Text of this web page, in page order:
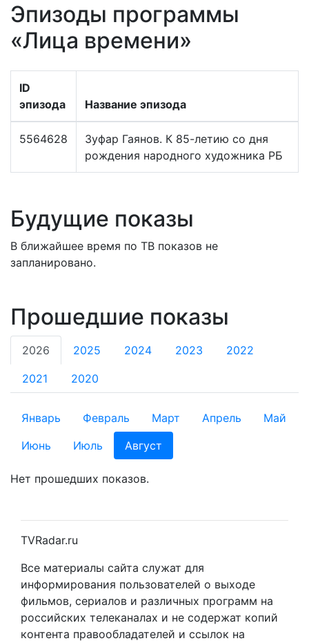
Эпизоды программы
«Лица времени»
ID
эпизода
Название эпизода
5564628
Зуфар Гаянов. К 85-летию со дня
рождения народного художника РБ
Будущие показы
В ближайшее время по ТВ показов не
запланировано.
Прошедшие показы
2026 2025 2024 2023 2022
2021 2020
Январь Февраль Март Апрель
Май
Июнь
Июль Август
Нет прошедших показов.
TVRadar.ru
Все материалы сайта служат для
информирования пользователей о выходе
фильмов, сериалов и различных программ на
российских телеканалах и не содержат копий
контента правообладателей и ссылок на